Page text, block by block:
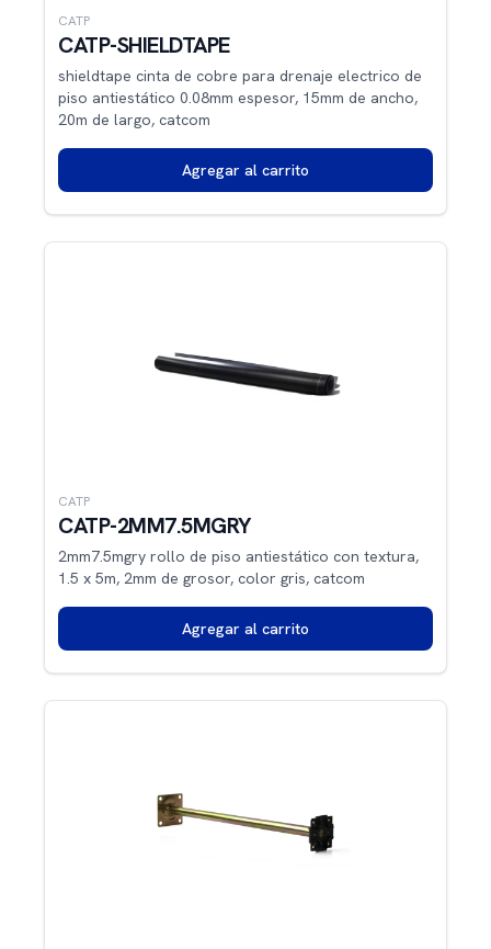
CATP
CATP-SHIELDTAPE
shieldtape cinta de cobre para drenaje electrico de
piso antiestático 0.08mm espesor, 15mm de ancho,
20m de largo, catcom
Agregar al carrito
CATP
CATP-2MM7.5MGRY
2mm7.5mgry rollo de piso antiestático con textura,
1.5 x 5m, 2mm de grosor, color gris, catcom
Agregar al carrito